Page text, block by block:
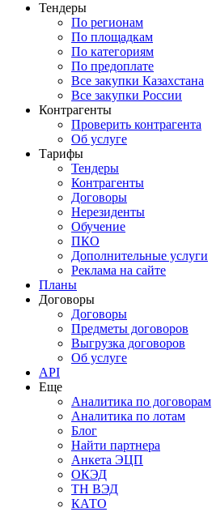
Тендеры
По регионам
По площадкам
По категориям
По предоплате
Все закупки Казахстана
Все закупки России
Контрагенты
Проверить контрагента
Об услуге
Тарифы
Тендеры
Контрагенты
Договоры
Нерезиденты
Обучение
ПКО
Дополнительные услуги
Реклама на сайте
Планы
Договоры
Договоры
Предметы договоров
Выгрузка договоров
Об услуге
API
Еще
Аналитика по договорам
Аналитика по лотам
Блог
Найти партнера
Анкета ЭЦП
ОКЭД
ТН ВЭД
КАТО